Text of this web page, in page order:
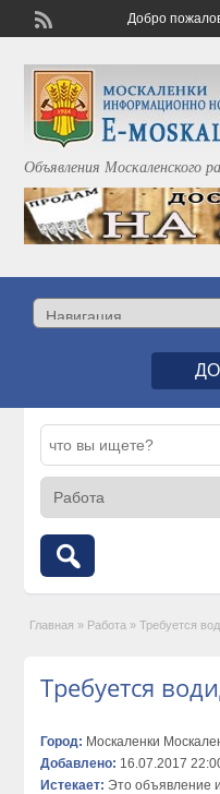
Добро
Объявления Москаленского
Главная » Работа » Требуется
Требуется
Город: Москаленки
Добавлено: 16.07.2017
Истекает: Это объявление